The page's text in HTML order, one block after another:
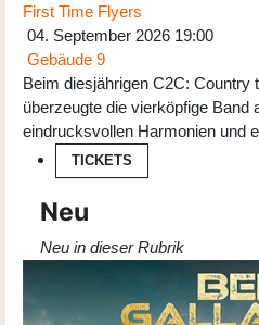
First Time Flyers
04. September 2026 19:00
Gebäude 9
Beim diesjährigen C2C: Country
überzeugte die vierköpfige Band
eindrucksvollen Harmonien und
TICKETS
Neu
Neu in dieser Rubrik